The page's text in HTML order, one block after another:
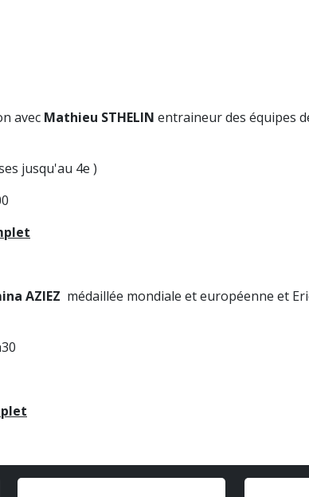
avec Mathieu STHELIN entraineur des équipes
jusqu'au 4e )
AZIEZ médaillée mondiale et européenne et